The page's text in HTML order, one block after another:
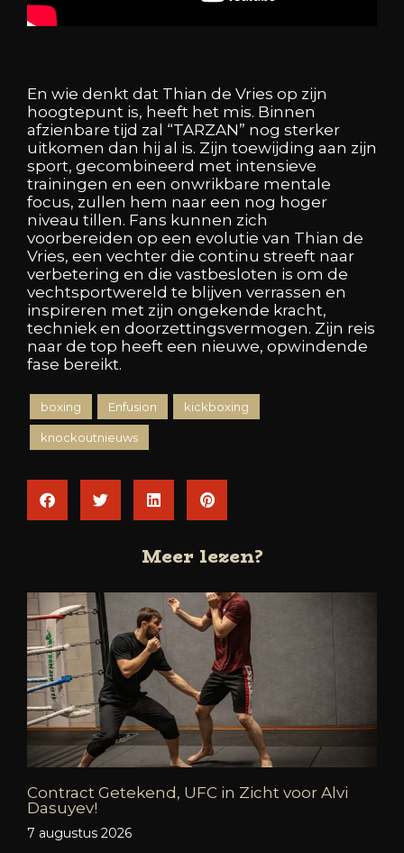
En wie denkt dat Thian de Vries op zijn
hoogtepunt is, heeft het mis. Binnen
afzienbare tijd zal “TARZAN” nog sterker
uitkomen dan hij al is. Zijn toewijding aan zijn
sport, gecombineerd met intensieve
trainingen en een onwrikbare mentale
focus, zullen hem naar een nog hoger
niveau tillen. Fans kunnen zich
voorbereiden op een evolutie van Thian de
Vries, een vechter die continu streeft naar
verbetering en die vastbesloten is om de
vechtsportwereld te blijven verrassen en
inspireren met zijn ongekende kracht,
techniek en doorzettingsvermogen. Zijn reis
naar de top heeft een nieuwe, opwindende
fase bereikt.
boxing Enfusion kickboxing
knockoutnieuws
Meer lezen?
Contract Getekend, UFC in Zicht voor Alvi
Dasuyev!
7 augustus 2026